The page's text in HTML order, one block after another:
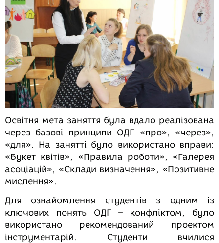
Освітня мета заняття була вдало реалізована
через базові принципи ОДГ «про», «через»,
«для». На занятті було використано вправи:
«Букет квітів», «Правила роботи», «Галерея
асоціацій», «Склади визначення», «Позитивне
мислення».
Для ознайомлення студентів з одним із
ключових понять ОДГ – конфліктом, було
використано рекомендований проектом
інструментарій. Студенти вчилися